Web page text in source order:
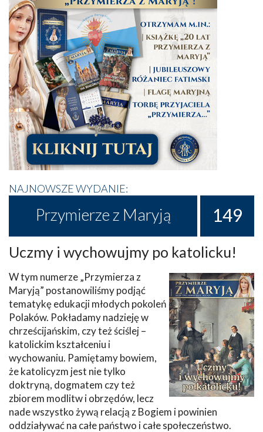
NAJNOWSZE WYDANIE:
Przymierze z Maryją 149
Uczmy i wychowujmy po katolicku!
W tym numerze „Przymierza z
Maryją” postanowiliśmy podjąć
tematykę edukacji młodych pokoleń
Polaków. Pokładamy nadzieję w
chrześcijańskim, czy też ściślej –
katolickim kształceniu i
wychowaniu. Pamiętamy bowiem,
że katolicyzm jest nie tylko
doktryną, dogmatem czy też
zbiorem modlitw i obrzędów, lecz
nade wszystko żywą relacją z Bogiem i powinien
oddziaływać na całe państwo i całe społeczeństwo.